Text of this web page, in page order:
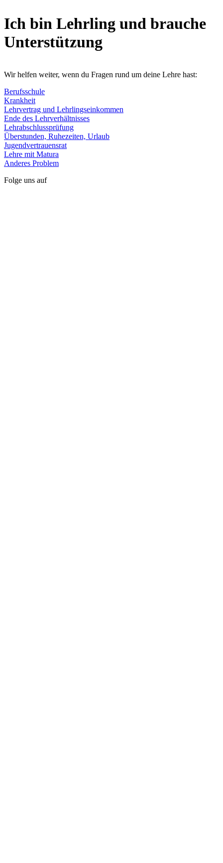
Ich bin Lehrling und brauche
Unterstützung
Wir helfen weiter, wenn du Fragen rund um deine Lehre hast:
Berufsschule
Krankheit
Lehrvertrag und Lehrlingseinkommen
Ende des Lehrverhältnisses
Lehrabschlussprüfung
Überstunden, Ruhezeiten, Urlaub
Jugendvertrauensrat
Lehre mit Matura
Anderes Problem
Folge uns auf